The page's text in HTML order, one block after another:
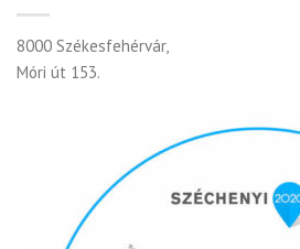
8000 Székesfehérvár,
Móri út 153.